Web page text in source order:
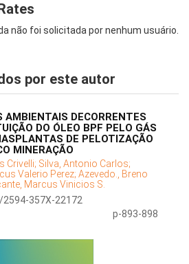
não foi solicitada por nenhum usuário.
por este autor
AMBIENTAIS DECORRENTES
DO ÓLEO BPF PELO GÁS
DE PELOTIZAÇÃO
MINERAÇÃO
Crivelli; Silva, Antonio Carlos;
Valerio Perez; Azevedo., Breno
Marcus Vinicios S.
357X-22172
p-893-898